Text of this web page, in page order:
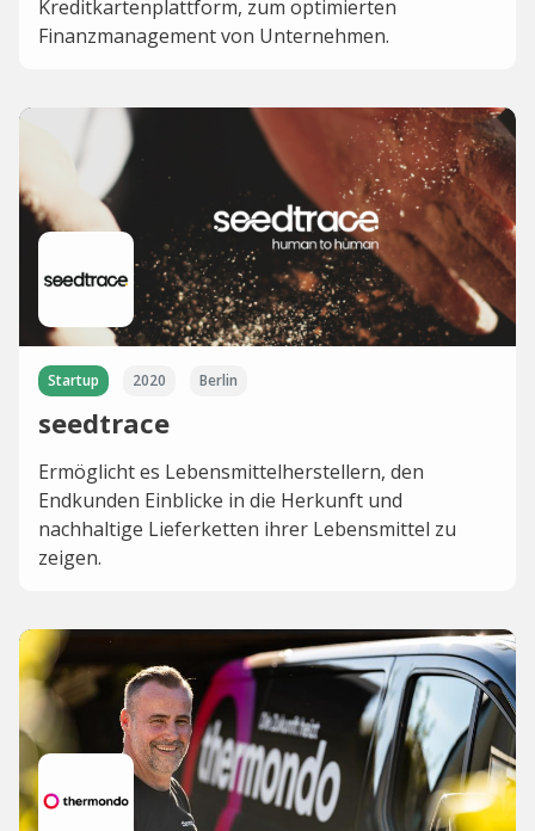
Kreditkartenplattform, zum optimierten
Finanzmanagement von Unternehmen.
Startup 2020 Berlin
seedtrace
Ermöglicht es Lebensmittelherstellern, den
Endkunden Einblicke in die Herkunft und
nachhaltige Lieferketten ihrer Lebensmittel zu
zeigen.